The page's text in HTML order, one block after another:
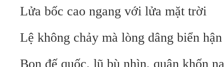
Lửa bốc cao ngang với lửa mặt trời
Lệ không chảy mà lòng dâng biển hận
Bọn đế quốc, lũ bù nhìn, quân khốn